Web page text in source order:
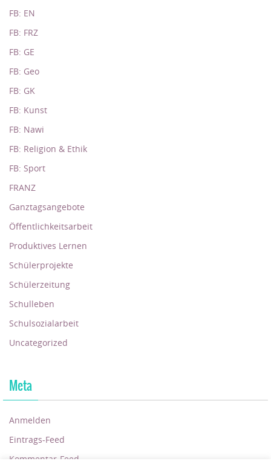
FB: EN
FB: FRZ
FB: GE
FB: Geo
FB: GK
FB: Kunst
FB: Nawi
FB: Religion & Ethik
FB: Sport
FRANZ
Ganztagsangebote
Öffentlichkeitsarbeit
Produktives Lernen
Schülerprojekte
Schülerzeitung
Schulleben
Schulsozialarbeit
Uncategorized
Meta
Anmelden
Eintrags-Feed
Kommentar-Feed